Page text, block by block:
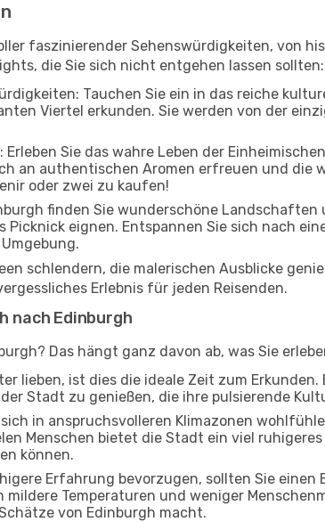
faszinierender Sehenswürdigkeiten, von
die Sie sich nicht entgehen lassen sollten:
Tauchen Sie ein in das reiche
Viertel erkunden. Sie werden von der
Sie das wahre Leben der
an authentischen Aromen erfreuen und die
oder zwei zu kaufen!
finden Sie wunderschöne
eignen. Entspannen Sie sich nach
schlendern, die malerischen Ausblicke
Erlebnis für jeden Reisenden.
nach Edinburgh
Das hängt ganz davon ab, was Sie
lieben, ist dies die ideale Zeit zum
Stadt zu genießen, die ihre pulsierende
in anspruchsvolleren Klimazonen
Menschen bietet die Stadt ein viel
können.
Erfahrung bevorzugen, sollten Sie
Temperaturen und weniger
von Edinburgh macht.